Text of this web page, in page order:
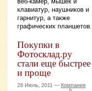
клавиатур, наушников и
гарнитур, а также
графических планшетов.
Покупки в
Фотосклад.ру
стали еще быстрее
и проще
28 Июль, 2011 — Компания